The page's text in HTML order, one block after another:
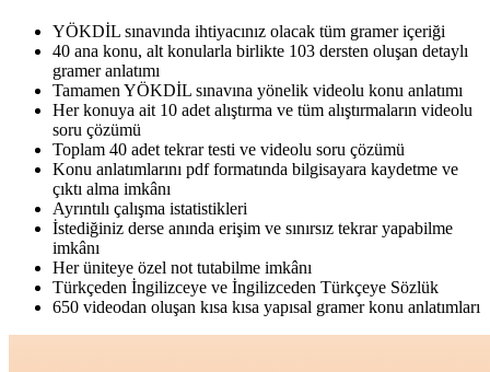
YÖKDİL sınavında ihtiyacınız olacak tüm gramer içeriği
40 ana konu, alt konularla birlikte 103 dersten oluşan detaylı
gramer anlatımı
Tamamen YÖKDİL sınavına yönelik videolu konu anlatımı
Her konuya ait 10 adet alıştırma ve tüm alıştırmaların videolu
soru çözümü
Toplam 40 adet tekrar testi ve videolu soru çözümü
Konu anlatımlarını pdf formatında bilgisayara kaydetme ve
çıktı alma imkânı
Ayrıntılı çalışma istatistikleri
İstediğiniz derse anında erişim ve sınırsız tekrar yapabilme
imkânı
Her üniteye özel not tutabilme imkânı
Türkçeden İngilizceye ve İngilizceden Türkçeye Sözlük
650 videodan oluşan kısa kısa yapısal gramer konu anlatımları